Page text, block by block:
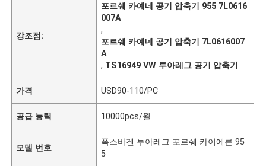
강조점:
포르쉐 카예네 공기 압축기 955 7L0616
007A
,
포르쉐 카예네 공기 압축기 7L0616007
A
, TS16949 VW 투아레그 공기 압축기
가격 USD90-110/PC
공급 능력 10000pcs/월
모델 번호
폭스바겐 투아레그 포르쉐 카이에른 95
5